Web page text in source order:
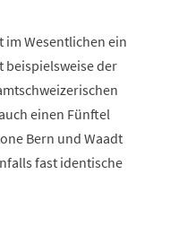
Wesentlichen ein
beispielsweise der
einen Fünftel
Bern und Waadt
fast identische